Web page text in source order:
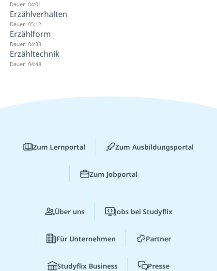
Dauer: 04:01
Erzählverhalten
Dauer: 05:12
Erzählform
Dauer: 04:33
Erzähltechnik
Dauer: 04:48
Zum Lernportal Zum Ausbildungsportal
Zum Jobportal
Über uns Jobs bei Studyflix
Für Unternehmen Partner
Studyflix Business Presse